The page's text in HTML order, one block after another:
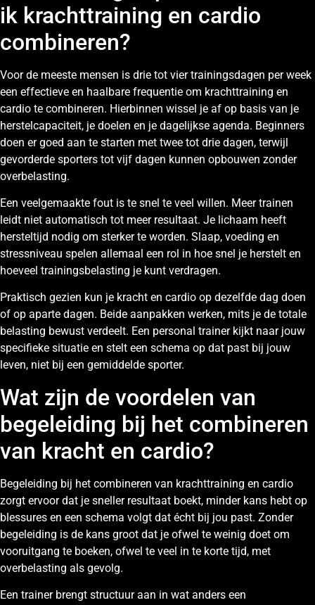
ik krachttraining en cardio
combineren?
Voor de meeste mensen is drie tot vier trainingsdagen per week
een effectieve en haalbare frequentie om krachttraining en
cardio te combineren. Hierbinnen wissel je af op basis van je
herstelcapaciteit, je doelen en je dagelijkse agenda. Beginners
doen er goed aan te starten met twee tot drie dagen, terwijl
gevorderde sporters tot vijf dagen kunnen opbouwen zonder
overbelasting.
Een veelgemaakte fout is te snel te veel willen. Meer trainen
leidt niet automatisch tot meer resultaat. Je lichaam heeft
hersteltijd nodig om sterker te worden. Slaap, voeding en
stressniveau spelen allemaal een rol in hoe snel je herstelt en
hoeveel trainingsbelasting je kunt verdragen.
Praktisch gezien kun je kracht en cardio op dezelfde dag doen
of op aparte dagen. Beide aanpakken werken, mits je de totale
belasting bewust verdeelt. Een personal trainer kijkt naar jouw
specifieke situatie en stelt een schema op dat past bij jouw
leven, niet bij een gemiddelde sporter.
Wat zijn de voordelen van
begeleiding bij het combineren
van kracht en cardio?
Begeleiding bij het combineren van krachttraining en cardio
zorgt ervoor dat je sneller resultaat boekt, minder kans hebt op
blessures en een schema volgt dat écht bij jou past. Zonder
begeleiding is de kans groot dat je ofwel te weinig doet om
vooruitgang te boeken, ofwel te veel in te korte tijd, met
overbelasting als gevolg.
Een trainer brengt structuur aan in wat anders een